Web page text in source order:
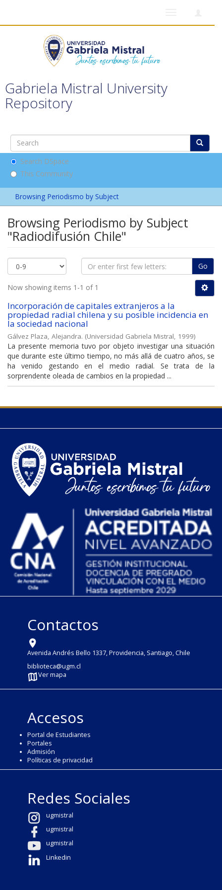
Gabriela Mistral University
Repository
Search DSpace
This Community
Browsing Periodismo by Subject
Browsing Periodismo by Subject
"Radiodifusión Chile"
Go
Now showing items 1-1 of 1
Incorporación de capitales extranjeros a la
propiedad radial chilena y su posible incidencia en
la sociedad nacional
Gálvez Plaza, Alejandra. (Universidad Gabriela Mistral, 1999)
La presente memoria tuvo por objeto investigar una situación
que durante este último tiempo, no más allá de cuatro años, se
ha venido gestando en el medio radial. Se trata de la
sorprendente oleada de cambios en la propiedad ...
Contactos
Avenida Andrés Bello 1337, Providencia, Santiago, Chile
biblioteca@ugm.cl
Ver mapa
Accesos
Portal de Estudiantes
Portales
Admisión
Políticas de privacidad
Redes Sociales
ugmistral
ugmistral
ugmistral
Linkedin